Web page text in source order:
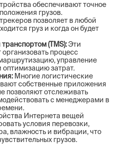
обеспечивают точное
грузов.
позволяет в любой
груз и когда он будет
(TMS):Эти
процесс
управление
затрат.
Многие логистические
собственные приложения
позволяют отслеживать
с менеджерами в
Интернета вещей
условия перевозки,
влажность и вибрации, что
грузов.